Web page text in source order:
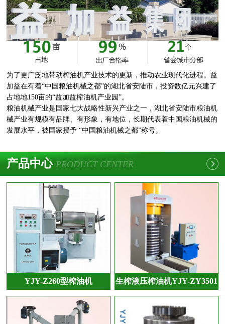
为了更广泛地带动榨油机产业技术的更新，推动农业现代化进程。益
加益在有着“中国粮油机械之都”的湖北省安陆市，投资数亿元兴建了
占地地150亩的“益加益榨油机产业园”。
粮油机械产业是国家七大战略性新兴产业之一，湖北省安陆市粮油机
械产业有规模有品牌、有形象，有地位，长期代表着中国粮油机械的
发展水平，被国家授予 “中国粮油机械之都”称号。
产品中心 PRODUCT CENTER
YJY-Z260型榨油机 生榨液压榨油机YJY-ZY3501